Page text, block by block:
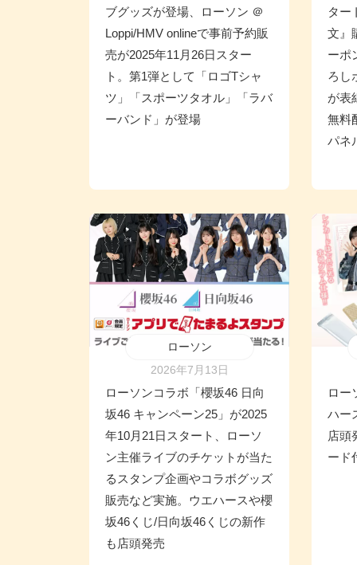
ブグッズが登場、ローソン ＠
Loppi/HMV onlineで事前予約販
売が2025年11月26日スター
ト。第1弾として「ロゴTシャ
ツ」「スポーツタオル」「ラバ
ーバンド」が登場
ター
文』
ーポ
ろし
が表
無料
パネ
ローソン
2026年7月13日
ローソンコラボ「櫻坂46 日向
坂46 キャンペーン25」が2025
年10月21日スタート、ローソ
ン主催ライブのチケットが当た
るスタンプ企画やコラボグッズ
販売など実施。ウエハースや櫻
坂46くじ/日向坂46くじの新作
も店頭発売
ロー
ハー
店頭
ード